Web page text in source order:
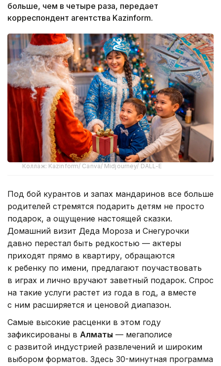
больше, чем в четыре раза, передает
корреспондент агентства Kazinform.
Коллаж: Kazinform/ Canva/ Midjourney/ DALL-E
Под бой курантов и запах мандаринов все больше
родителей стремятся подарить детям не просто
подарок, а ощущение настоящей сказки.
Домашний визит Деда Мороза и Снегурочки
давно перестал быть редкостью — актеры
приходят прямо в квартиру, обращаются
к ребенку по имени, предлагают поучаствовать
в играх и лично вручают заветный подарок. Спрос
на такие услуги растет из года в год, а вместе
с ним расширяется и ценовой диапазон.
Самые высокие расценки в этом году
зафиксированы в Алматы — мегаполисе
с развитой индустрией развлечений и широким
выбором форматов. Здесь 30-минутная программа